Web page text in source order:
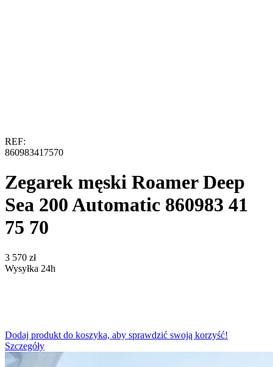
REF:
860983417570
Zegarek męski Roamer Deep
Sea 200 Automatic 860983 41
75 70
‍3 570‍ zł
Wysyłka 24h
Dodaj produkt do koszyka, aby sprawdzić swoją korzyść!
Szczegóły